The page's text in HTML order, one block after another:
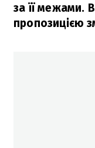
за її межами.
пропозицією